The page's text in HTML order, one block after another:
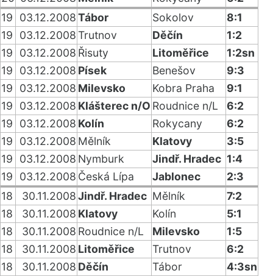
19
03.12.2008Tábor Sokolov
8:1
19
03.12.2008Trutnov Děčín
1:2
19
03.12.2008 Řisuty Litoměřice
1:2sn
19
03.12.2008 Písek Benešov
9:3
19
03.12.2008 Milevsko Kobra Praha
9:1
19
03.12.2008 Klášterec n/O Roudnice n/L
6:2
19
03.12.2008 Kolín Rokycany
6:2
19
03.12.2008 Mělník Klatovy
3:5
19
03.12.2008 Nymburk Jindř. Hradec 1:4
19
03.12.2008 Česká Lípa Jablonec
2:3
18
30.11.2008Jindř. Hradec Mělník
7:2
18
30.11.2008 Klatovy Kolín
5:1
18
30.11.2008 Roudnice n/L Milevsko
1:5
18
30.11.2008 Litoměřice Trutnov
6:2
18
30.11.2008 Děčín Tábor
4:3sn